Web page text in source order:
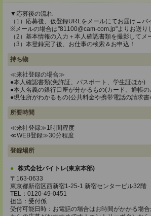
▼応募後の流れ
（1）応募後、仮登録URLをメールにてお届け→バ
※メールの場合は"81100@cam-com.jp"よりお送り
（2）基本情報の入力＋本人確認書類を撮影してメ
（3）本登録完了後、お仕事の検索＆お申込！
持ち物
≪来社登録の場合≫
●本人確認書類(免許証、パスポート、学生証ほか)
●本人名義の銀行口座が分かるもの(カード、通帳
●現住所がわかるもの(公共料金や携帯電話の請求書
所要時間
≪来社登録≫1時間程度
≪WEB登録≫30分程度
登録場所
株式会社バイトレ(東京本部)
〒163-0633
東京都新宿区西新宿1-25-1 新宿センタービル32階
TEL：0120-49-0451
担当：受付係
受付可能日時：お電話の場合はお時間がかかる場